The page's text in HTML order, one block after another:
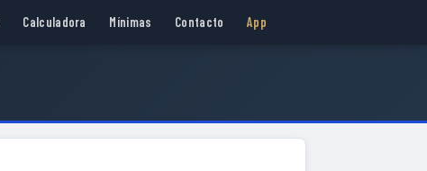
Calculadora Mínimas Contacto App